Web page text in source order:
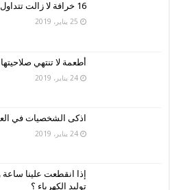
16 خرافة لا زالت تتداول في مجتمعنا وتواجهنا دائما !
25 يناير، 2019
أطعمة لا تنتهي
24 يناير، 2019
اذكى الشخصيات في
24 يناير، 2019
إذا انقطعت علينا
توليد الكهرباء ؟